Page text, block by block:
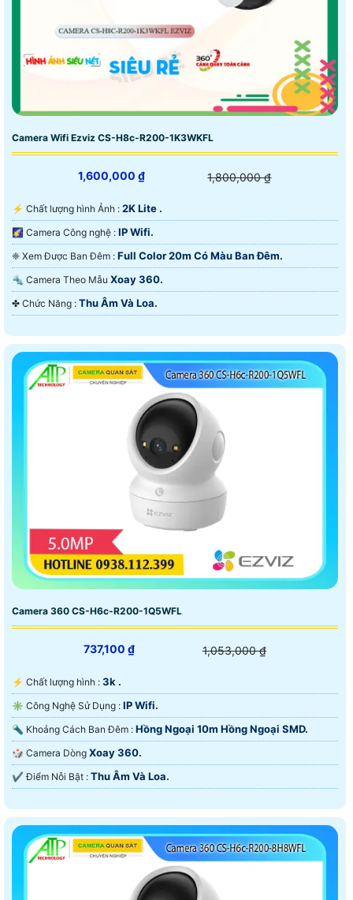
Camera Wifi Ezviz CS-H8c-R200-1K3WKFL
1,600,000 ₫ 1,800,000 ₫
️⚡ Chất lượng hình Ảnh : 2K Lite .
🌠 Camera Công nghệ : IP Wifi.
❈ Xem Được Ban Đêm : Full Color 20m Có Màu Ban Ðêm.
🔩 Camera Theo Mẫu Xoay 360.
️✤ Chức Năng : Thu Âm Và Loa.
Camera 360 CS-H6c-R200-1Q5WFL
737,100 ₫ 1,053,000 ₫
️⚡ Chất lượng hình : 3k .
✳️ Công Nghệ Sử Dụng : IP Wifi.
🔦 Khoảng Cách Ban Đêm : Hồng Ngoại 10m Hồng Ngoại SMD.
🎲 Camera Dòng Xoay 360.
️✔️ Điểm Nỗi Bật : Thu Âm Và Loa.